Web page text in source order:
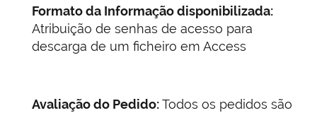
Formato da Informação disponibilizada:
Atribuição de senhas de acesso para
descarga de um ficheiro em Access
Avaliação do Pedido:Todos os pedidos são